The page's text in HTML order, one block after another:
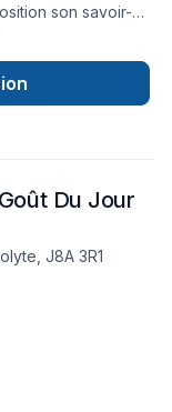
son savoir-
Isolation,
sol, Margelle,
Portes et
proposons des
et à votre
et
Du Jour
J8A 3R1